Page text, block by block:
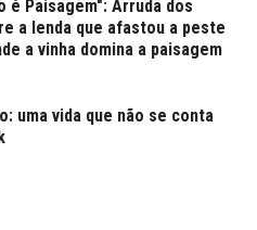
é Paisagem": Arruda dos
a lenda que afastou a peste
a vinha domina a paisagem
uma vida que não se conta